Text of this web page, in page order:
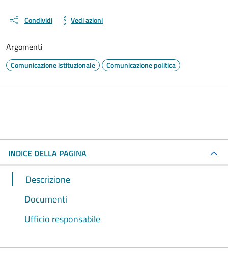
Condividi Vedi azioni
Argomenti
Comunicazione istituzionale Comunicazione politica
INDICE DELLA PAGINA
Descrizione
Documenti
Ufficio responsabile